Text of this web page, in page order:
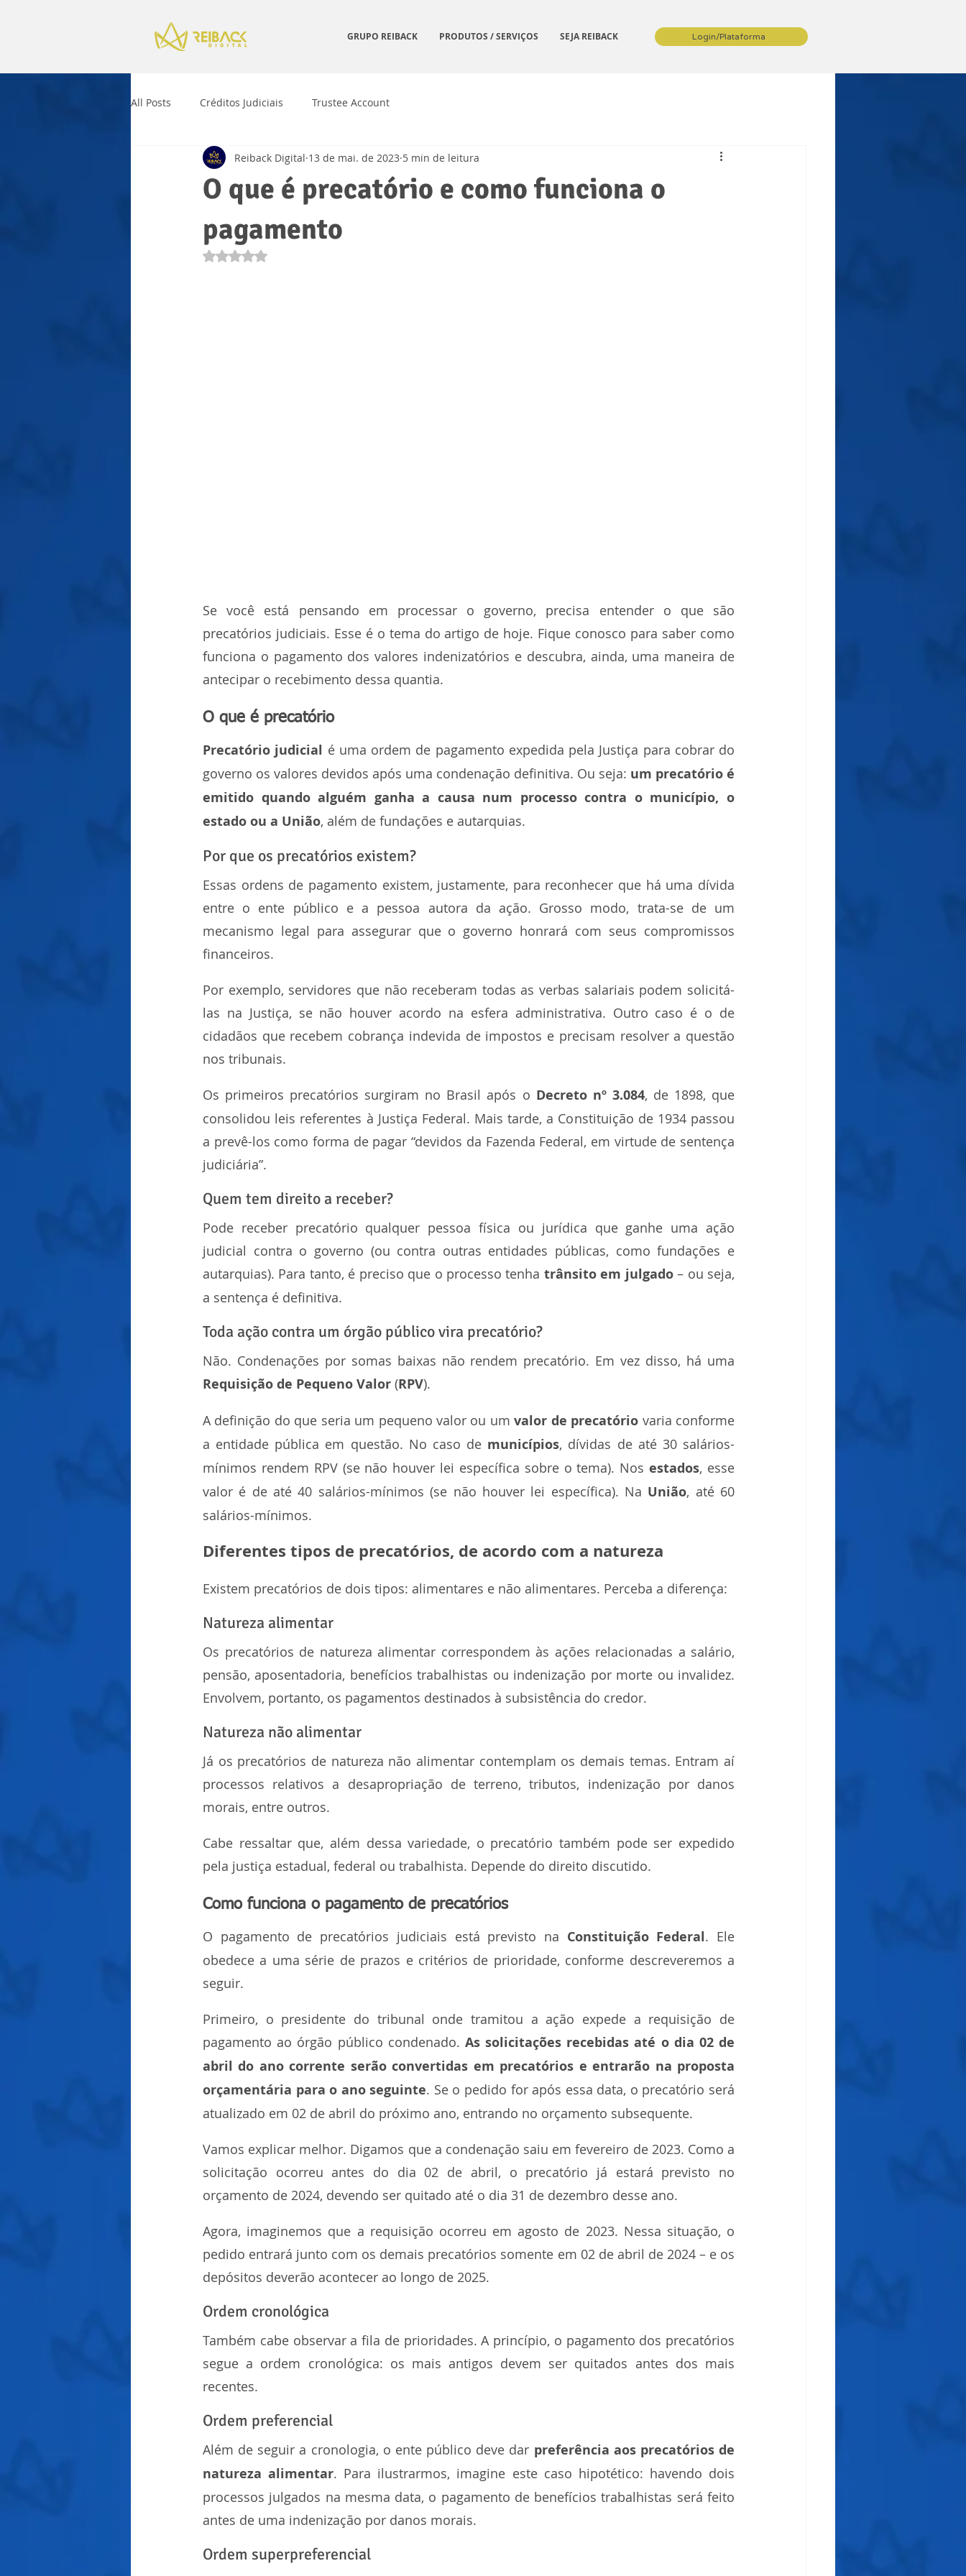
GRUPO REIBACK PRODUTOS / SERVIÇOS SEJA REIBACK Login/Plataforma
All Posts Créditos Judiciais Trustee Account
O que é precatório e como funciona o
pagamento
Reiback Digital 13 de mai. de 2023 5 min de leitura
Avaliado com NaN de 5 estrelas.
Se você está pensando em processar o governo, precisa entender o que são
precatórios judiciais. Esse é o tema do artigo de hoje. Fique conosco para saber como
funciona o pagamento dos valores indenizatórios e descubra, ainda, uma maneira de
antecipar o recebimento dessa quantia.
O que é precatório
Precatório judicial é uma ordem de pagamento expedida pela Justiça para cobrar do
governo os valores devidos após uma condenação definitiva. Ou seja: um precatório é
emitido quando alguém ganha a causa num processo contra o município, o
estado ou a União, além de fundações e autarquias.
Por que os precatórios existem?
Essas ordens de pagamento existem, justamente, para reconhecer que há uma dívida
entre o ente público e a pessoa autora da ação. Grosso modo, trata-se de um
mecanismo legal para assegurar que o governo honrará com seus compromissos
financeiros.
Por exemplo, servidores que não receberam todas as verbas salariais podem solicitá-
las na Justiça, se não houver acordo na esfera administrativa. Outro caso é o de
cidadãos que recebem cobrança indevida de impostos e precisam resolver a questão
nos tribunais.
Os primeiros precatórios surgiram no Brasil após o Decreto nº 3.084, de 1898, que
consolidou leis referentes à Justiça Federal. Mais tarde, a Constituição de 1934 passou
a prevê-los como forma de pagar “devidos da Fazenda Federal, em virtude de sentença
judiciária”.
Quem tem direito a receber?
Pode receber precatório qualquer pessoa física ou jurídica que ganhe uma ação
judicial contra o governo (ou contra outras entidades públicas, como fundações e
autarquias). Para tanto, é preciso que o processo tenha trânsito em julgado – ou seja,
a sentença é definitiva.
Toda ação contra um órgão público vira precatório?
Requisição de Pequeno Valor (RPV).
A definição do que seria um pequeno valor ou um valor de precatório varia conforme
a entidade pública em questão. No caso de municípios, dívidas de até 30 salários-
mínimos rendem RPV (se não houver lei específica sobre o tema). Nos estados, esse
valor é de até 40 salários-mínimos (se não houver lei específica). Na União, até 60
salários-mínimos.
Diferentes tipos de precatórios, de acordo com a natureza
Existem precatórios de dois tipos: alimentares e não alimentares. Perceba a diferença:
Natureza alimentar
Os precatórios de natureza alimentar correspondem às ações relacionadas a salário,
pensão, aposentadoria, benefícios trabalhistas ou indenização por morte ou invalidez.
Envolvem, portanto, os pagamentos destinados à subsistência do credor.
Natureza não alimentar
Já os precatórios de natureza não alimentar contemplam os demais temas. Entram aí
processos relativos a desapropriação de terreno, tributos, indenização por danos
morais, entre outros.
Cabe ressaltar que, além dessa variedade, o precatório também pode ser expedido
pela justiça estadual, federal ou trabalhista. Depende do direito discutido.
Como funciona o pagamento de precatórios
O pagamento de precatórios judiciais está previsto na Constituição Federal. Ele
obedece a uma série de prazos e critérios de prioridade, conforme descreveremos a
seguir.
Primeiro, o presidente do tribunal onde tramitou a ação expede a requisição de
pagamento ao órgão público condenado. As solicitações recebidas até o dia 02 de
abril do ano corrente serão convertidas em precatórios e entrarão na proposta
orçamentária para o ano seguinte. Se o pedido for após essa data, o precatório será
atualizado em 02 de abril do próximo ano, entrando no orçamento subsequente.
Vamos explicar melhor. Digamos que a condenação saiu em fevereiro de 2023. Como a
solicitação ocorreu antes do dia 02 de abril, o precatório já estará previsto no
orçamento de 2024, devendo ser quitado até o dia 31 de dezembro desse ano.
Agora, imaginemos que a requisição ocorreu em agosto de 2023. Nessa situação, o
pedido entrará junto com os demais precatórios somente em 02 de abril de 2024 – e os
depósitos deverão acontecer ao longo de 2025.
Ordem cronológica
Também cabe observar a fila de prioridades. A princípio, o pagamento dos precatórios
segue a ordem cronológica: os mais antigos devem ser quitados antes dos mais
recentes.
Ordem preferencial
Além de seguir a cronologia, o ente público deve dar preferência aos precatórios de
natureza alimentar. Para ilustrarmos, imagine este caso hipotético: havendo dois
processos julgados na mesma data, o pagamento de benefícios trabalhistas será feito
antes de uma indenização por danos morais.
Ordem superpreferencial